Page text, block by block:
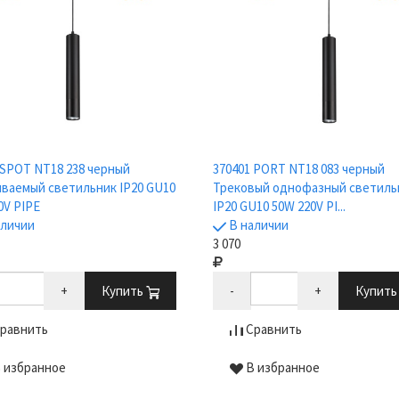
NT18 238 черный
светильник IP20 GU10
PIPE
+ Купить
избранное
370401 PORT NT18 083 черный
Трековый однофазный
IP20 GU10 50W 220V PI...
В наличии
3 070
- + Купить
Сравнить
В избранное